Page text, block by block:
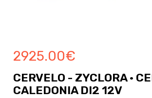
2925.00€
CERVELO - ZYCLORA ·
CALEDONIA DI2 12V